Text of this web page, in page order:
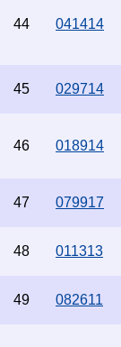
44 041414
45 029714
46 018914
47 079917
48 011313
49 082611